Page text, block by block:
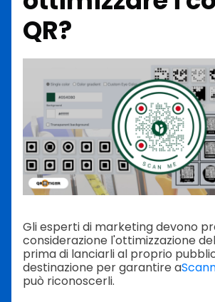
QR?
Gli esperti di marketing devono
considerazione l'ottimizzazione
prima di lanciarli al proprio
destinazione per garantire a
può riconoscerli.